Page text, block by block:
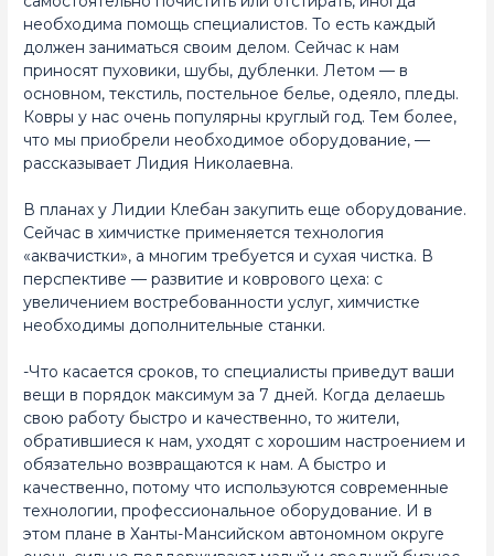
необходима помощь специалистов. То есть каждый
должен заниматься своим делом. Сейчас к нам
приносят пуховики, шубы, дубленки. Летом — в
основном, текстиль, постельное белье, одеяло, пледы.
Ковры у нас очень популярны круглый год. Тем более,
что мы приобрели необходимое оборудование, —
рассказывает Лидия Николаевна.
В планах у Лидии Клебан закупить еще оборудование.
Сейчас в химчистке применяется технология
«аквачистки», а многим требуется и сухая чистка. В
перспективе — развитие и коврового цеха: с
увеличением востребованности услуг, химчистке
необходимы дополнительные станки.
-Что касается сроков, то специалисты приведут ваши
вещи в порядок максимум за 7 дней. Когда делаешь
свою работу быстро и качественно, то жители,
обратившиеся к нам, уходят с хорошим настроением и
обязательно возвращаются к нам. А быстро и
качественно, потому что используются современные
технологии, профессиональное оборудование. И в
этом плане в Ханты-Мансийском автономном округе